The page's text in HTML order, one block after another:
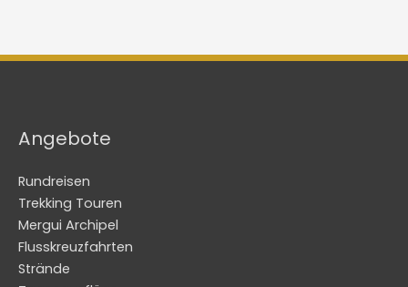
Angebote
Rundreisen
Trekking Touren
Mergui Archipel
Flusskreuzfahrten
Strände